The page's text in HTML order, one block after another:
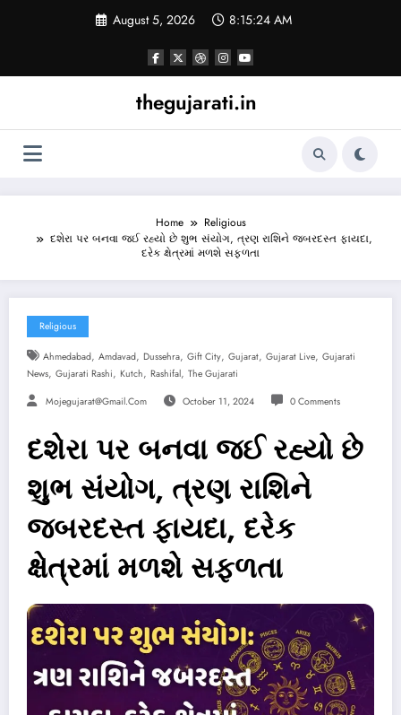
August 5, 2026 8:15:25 AM
thegujarati.in
Home
Religious
દશેરા પર બનવા જઈ રહ્યો છે શુભ સંયોગ, ત્રણ રાશિને જબરદસ્ત ફાયદા,
દરેક ક્ષેત્રમાં મળશે સફળતા
Religious
Ahmedabad, Amdavad, Dussehra, Gift City, Gujarat, Gujarat Live, Gujarati
News, Gujarati Rashi, Kutch, Rashifal, The Gujarati
Mojegujarat@gmail.com October 11, 2024 0 Comments
દશેરા પર બનવા જઈ રહ્યો છે
શુભ સંયોગ, ત્રણ રાશિને
જબરદસ્ત ફાયદા, દરેક
ક્ષેત્રમાં મળશે સફળતા